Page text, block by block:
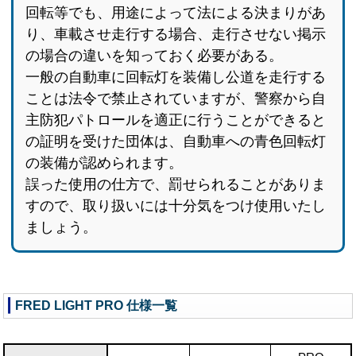
回転等でも、用途によって法による決まりがあ
り、車載させ走行する場合、走行させない掲示
の場合の違いを知っておく必要がある。
一般の自動車に回転灯を装備し公道を走行する
ことは法令で禁止されていますが、警察から自
主防犯パトロールを適正に行うことができると
の証明を受けた団体は、自動車への青色回転灯
の装備が認められます。
誤った使用の仕方で、罰せられることがありま
すので、取り扱いには十分気をつけ使用いたし
ましょう。
FRED LIGHT PRO 仕様一覧